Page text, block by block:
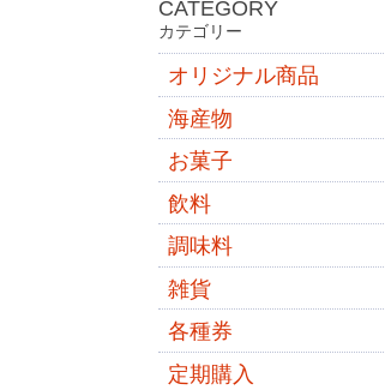
CATEGORY
カテゴリー
オリジナル商品
海産物
お菓子
飲料
調味料
雑貨
各種券
定期購入